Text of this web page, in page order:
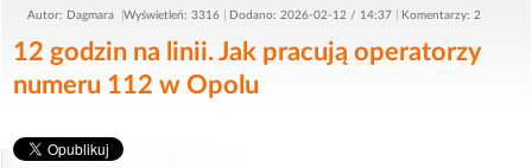
Autor: Dagmara Wyświetleń: 3316 Dodano: 2026-02-12 / 14:37 Komentarzy: 2
12 godzin na linii. Jak pracują operatorzy
numeru 112 w Opolu